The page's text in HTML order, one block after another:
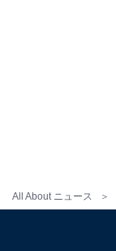
All About ニュース